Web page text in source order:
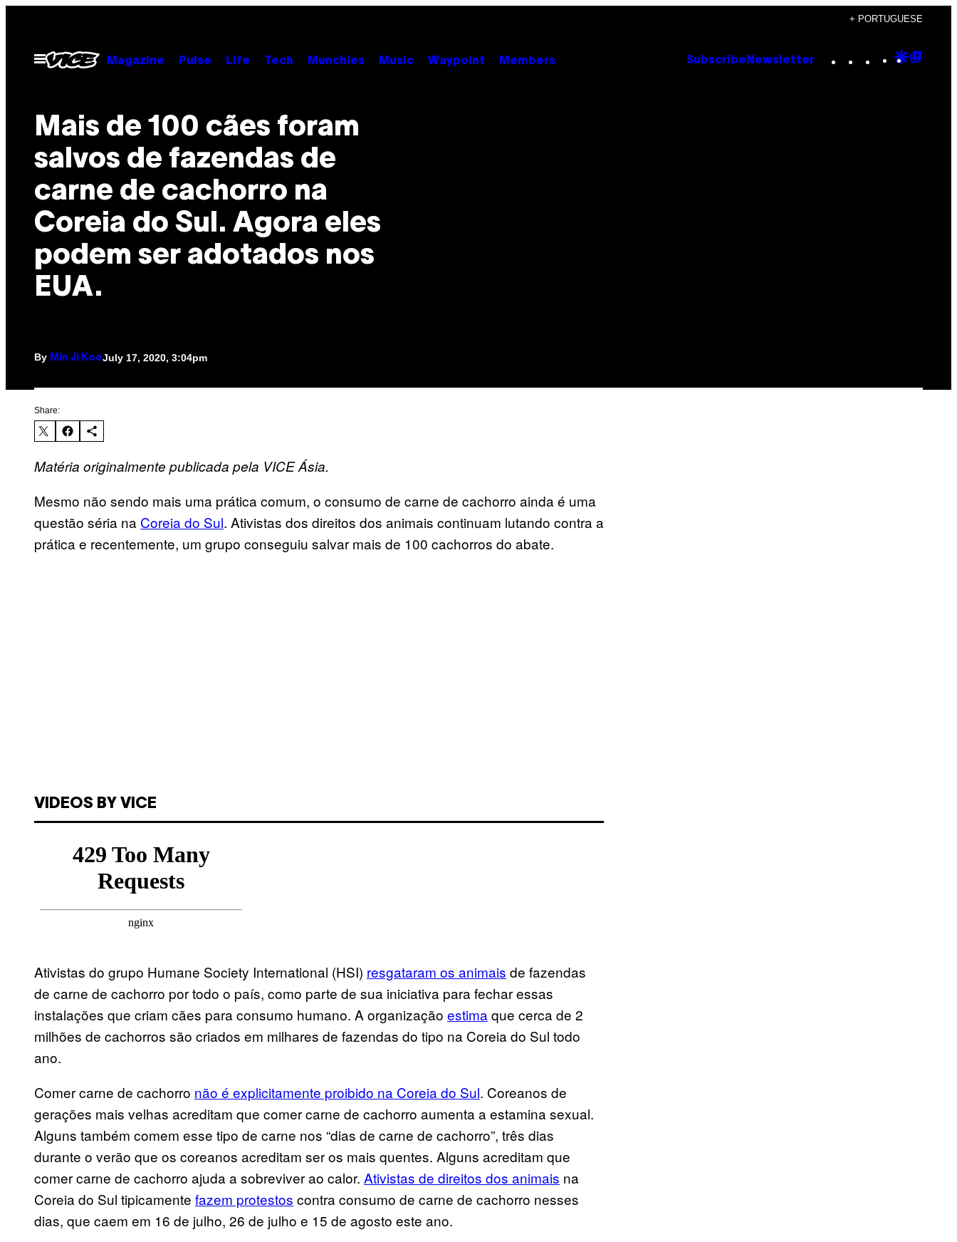
content
+ PORTUGUESE
Open
Menu
Magazine Pulse Life Tech Munchies Music Waypoint Members Subscribe Newsletter Instagram
TikTok
YouTube
Google
Mais de 100 cães foram
salvos de fazendas de
carne de cachorro na
Coreia do Sul. Agora eles
podem ser adotados nos
EUA.
By Min Ji KooJuly 17, 2020, 3:04pm
Share:
Matéria originalmente publicada pela VICE Ásia.
Mesmo não sendo mais uma prática comum, o consumo de carne de cachorro ainda é uma
questão séria na Coreia do Sul. Ativistas dos direitos dos animais continuam lutando contra a
prática e recentemente, um grupo conseguiu salvar mais de 100 cachorros do abate.
VIDEOS BY VICE
Ativistas do grupo Humane Society International (HSI) resgataram os animais de fazendas
de carne de cachorro por todo o país, como parte de sua iniciativa para fechar essas
instalações que criam cães para consumo humano. A organização estima que cerca de 2
milhões de cachorros são criados em milhares de fazendas do tipo na Coreia do Sul todo
ano.
Comer carne de cachorro não é explicitamente proibido na Coreia do Sul. Coreanos de
gerações mais velhas acreditam que comer carne de cachorro aumenta a estamina sexual.
Alguns também comem esse tipo de carne nos “dias de carne de cachorro”, três dias
durante o verão que os coreanos acreditam ser os mais quentes. Alguns acreditam que
comer carne de cachorro ajuda a sobreviver ao calor. Ativistas de direitos dos animais na
Coreia do Sul tipicamente fazem protestos contra consumo de carne de cachorro nesses
dias, que caem em 16 de julho, 26 de julho e 15 de agosto este ano.